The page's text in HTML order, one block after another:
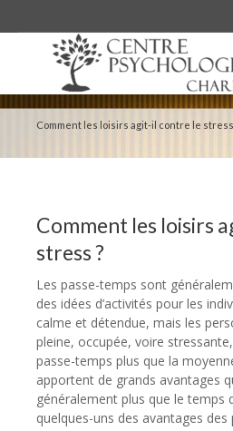
Comment les loisirs agit-il contre le stress
Comment les loisirs
stress ?
Les passe-temps sont
des idées d’activités pour les
calme et détendue, mais les
pleine, occupée, voire
passe-temps plus que la
apportent de grands avantages
généralement plus que le temps
quelques-uns des avantages des